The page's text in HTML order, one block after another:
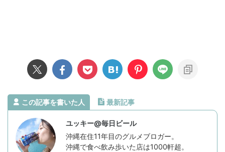
この記事を書いた人 最新記事
ユッキー@毎日ビール
沖縄在住11年目のグルメブロガー。
沖縄で食べ飲み歩いた店は1000軒超。